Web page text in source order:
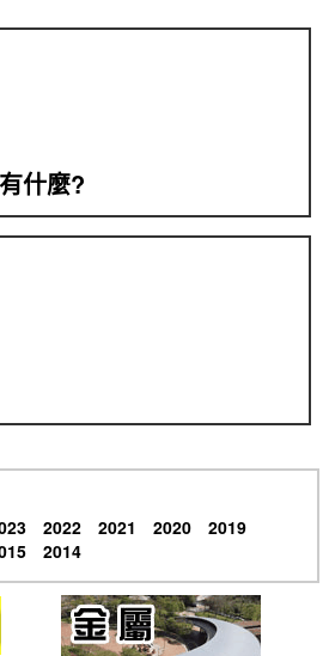
什麼?
2022 2021 2020
2019
2014